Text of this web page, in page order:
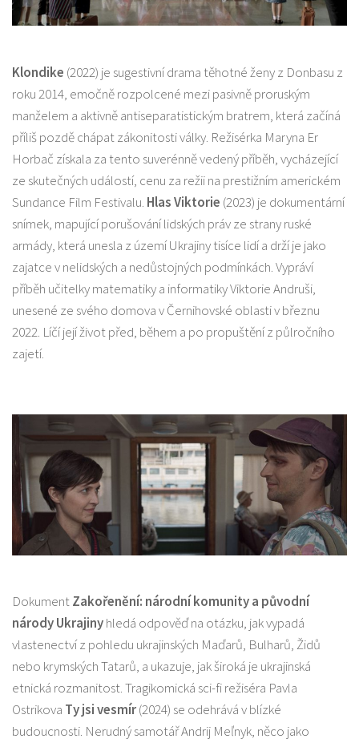
Klondike (2022) je sugestivní drama těhotné ženy z Donbasu z
roku 2014, emočně rozpolcené mezi pasivně proruským
manželem a aktivně antiseparatistickým bratrem, která začíná
příliš pozdě chápat zákonitosti války. Režisérka Maryna Er
Horbač získala za tento suverénně vedený příběh, vycházející
ze skutečných událostí, cenu za režii na prestižním americkém
Sundance Film Festivalu. Hlas Viktorie (2023) je dokumentární
snímek, mapující porušování lidských práv ze strany ruské
armády, která unesla z území Ukrajiny tisíce lidí a drží je jako
zajatce v nelidských a nedůstojných podmínkách. Vypráví
příběh učitelky matematiky a informatiky Viktorie Andruši,
unesené ze svého domova v Černihovské oblasti v březnu
2022. Líčí její život před, během a po propuštění z půlročního
zajetí.
DokumentZakořenění: národní komunity a původní
národy Ukrajinyhledá odpověď na otázku, jak vypadá
vlastenectví z pohledu ukrajinských Maďarů, Bulharů, Židů
nebo krymských Tatarů, a ukazuje, jak široká je ukrajinská
etnická rozmanitost. Tragikomická sci-fi režiséra Pavla
Ostrikova Ty jsi vesmír(2024) se odehrává v blízké
budoucnosti. Nerudný samotář Andrij Meľnyk, něco jako